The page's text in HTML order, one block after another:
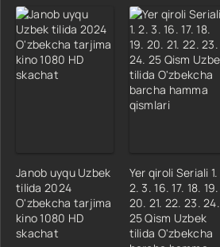
Janob uyqu Uzbek
tilida 2024
O'zbekcha tarjima
kino 1080 HD
skachat
Yer qiroli Seriali 1.
2. 3. 16. 17. 18. 19.
20. 21. 22. 23. 24.
25 Qism Uzbek
tilida O'zbekcha